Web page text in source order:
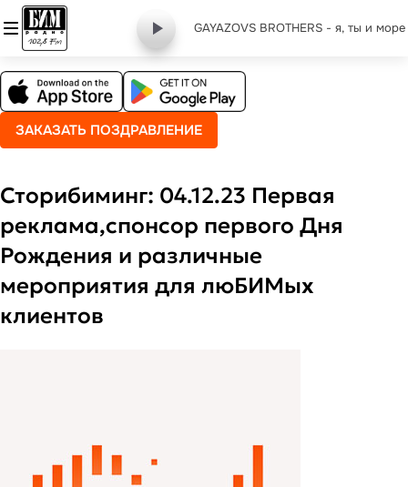
GAYAZOVS BROTHERS - я, ты и море
ЗАКАЗАТЬ ПОЗДРАВЛЕНИЕ
Сторибиминг: 04.12.23 Первая
реклама,спонсор первого Дня
Рождения и различные
мероприятия для люБИМых
клиентов